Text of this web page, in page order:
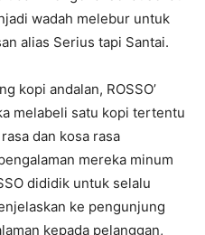
wadah melebur untuk
alias Serius tapi Santai.
kopi andalan, ROSSO’
melabeli satu kopi tertentu
dan kosa rasa
mereka minum
dididik untuk selalu
ke pengunjung
kepada pelanggan,